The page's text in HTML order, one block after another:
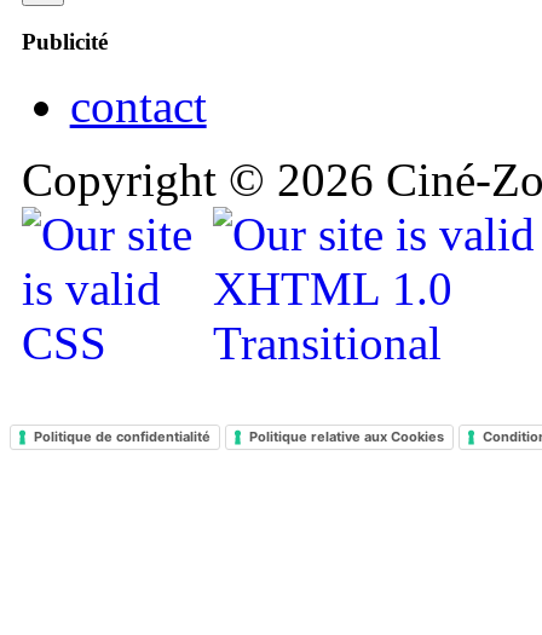
Publicité
contact
Copyright © 2026 Ciné-
Politique de confidentialité Politique relative aux Cookies